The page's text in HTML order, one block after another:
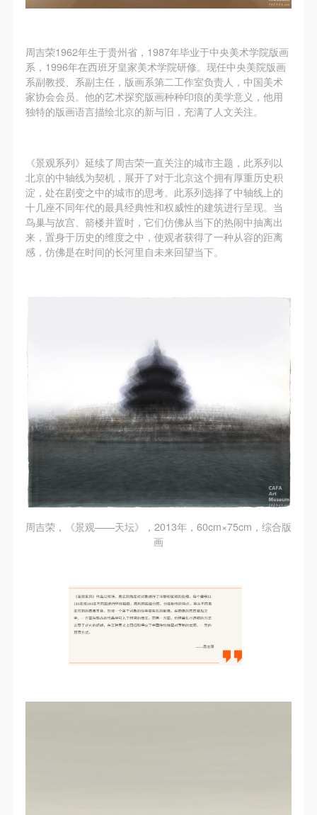
周吉荣1962年生于贵州省，1987年毕业于中央美术学院版画
系，1996年在西班牙皇家美术学院研修。现任中央美院版画
系副教授、系副主任，版画系第二工作室负责人，中国美术
家协会会员。他的艺术探究版画种种印痕的美学意义，他用
独特的版画语言描绘北京的新与旧，充满了人文关注。
《景观系列》延续了周吉荣一直关注的城市主题，此系列以
北京的中轴线为契机，展开了对于北京这个拥有厚重历史积
淀，处在剧变之中的城市的思考。此系列选择了中轴线上的
十几座不同年代的最具经典性和权威性的建筑进行呈现。当
鸟巢与故宫、箭楼并置时，它们仿佛从当下的热闹中抽离出
来，置身于历史的维度之中，使观者获得了一种从容的距离
感，仿佛是在时间的长河里自未来回望当下。
周吉荣，《景观——天坛》，2013年，60cm×75cm，综合版
画